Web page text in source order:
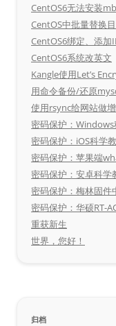
CentOS6无法安装
CentOS中批量替换
CentOS6绑定、添加
CentOS6系统改英文
Kangle使用Let’s
用命令备份/还原
使用rsync给网站做
密码保护：Windows
密码保护：iOS科学
密码保护：苹果端
密码保护：安卓科学
密码保护：梅林固件
密码保护：华硕RT-
重获新生
世界，您好！
归档